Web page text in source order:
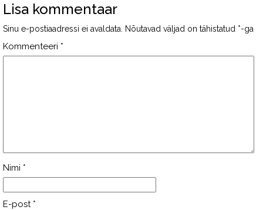
Lisa kommentaar
Sinu e-postiaadressi ei avaldata. Nõutavad väljad on tähistatud *-ga
Kommenteeri *
Nimi *
E-post *